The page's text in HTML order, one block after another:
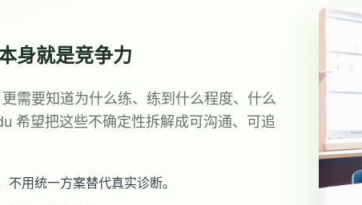
身就是竞争力
需要知道为什么练、练到什么程度、什么
希望把这些不确定性拆解成可沟通、可追
用统一方案替代真实诊断。